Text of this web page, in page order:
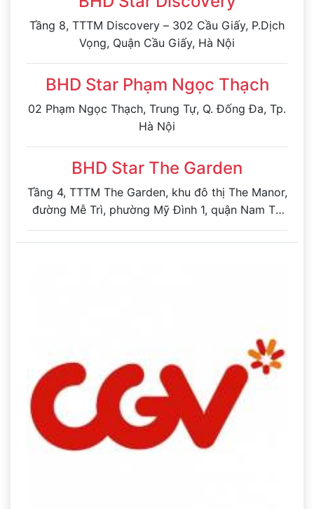
Tầng 8, TTTM Discovery – 302 Cầu Giấy, P.Dịch
Vọng, Quận Cầu Giấy, Hà Nội
BHD Star Phạm Ngọc Thạch
02 Phạm Ngọc Thạch, Trung Tự, Q. Đống Đa, Tp.
Hà Nội
BHD Star The Garden
Tầng 4, TTTM The Garden, khu đô thị The Manor,
đường Mễ Trì, phường Mỹ Đình 1, quận Nam Từ
Liêm, Hà Nội